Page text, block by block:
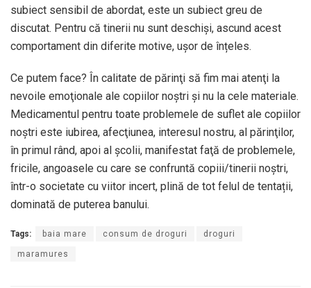
subiect sensibil de abordat, este un subiect greu de
discutat. Pentru că tinerii nu sunt deschiși, ascund acest
comportament din diferite motive, ușor de înțeles.
Ce putem face? În calitate de părinţi să fim mai atenţi la
nevoile emoţionale ale copiilor noştri şi nu la cele materiale.
Medicamentul pentru toate problemele de suflet ale copiilor
noştri este iubirea, afecţiunea, interesul nostru, al părinţilor,
în primul rând, apoi al şcolii, manifestat faţă de problemele,
fricile, angoasele cu care se confruntă copiii/tinerii noştri,
într-o societate cu viitor incert, plină de tot felul de tentații,
dominată de puterea banului.
Tags: baia mare consum de droguri droguri
maramures